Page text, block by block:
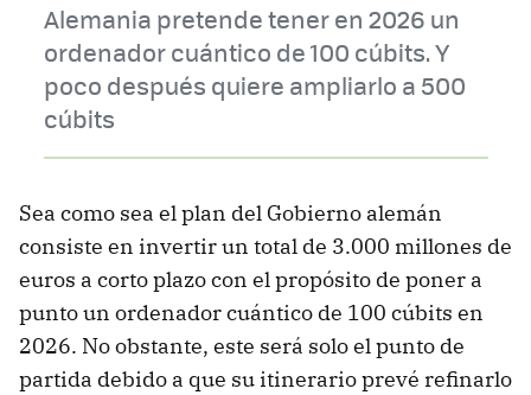
Alemania pretende tener en 2026 un
ordenador cuántico de 100 cúbits. Y
poco después quiere ampliarlo a 500
cúbits
Sea como sea el plan del Gobierno alemán
consiste en invertir un total de 3.000 millones de
euros a corto plazo con el propósito de poner a
punto un ordenador cuántico de 100 cúbits en
2026. No obstante, este será solo el punto de
partida debido a que su itinerario prevé refinarlo